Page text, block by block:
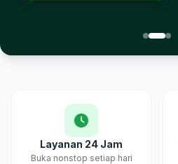
Layanan 24 Jam
Buka nonstop setiap hari